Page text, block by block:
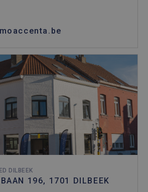
DILBEEK
196, 1701 DILBEEK